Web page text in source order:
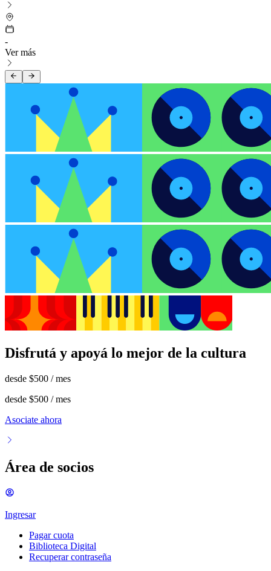
-
Ver más
Disfrutá y apoyá lo mejor de la cultura
desde $500 / mes
desde $500 / mes
Asociate ahora
Área de socios
Ingresar
Pagar cuota
Biblioteca Digital
Recuperar contraseña